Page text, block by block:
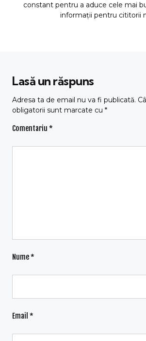
constant pentru a aduce cele mai
informații pentru cititorii
Lasă un răspuns
Adresa ta de email nu va fi publicată.
obligatorii sunt marcate cu *
Comentariu *
Nume*
Email *